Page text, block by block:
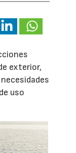
exterior,
uso